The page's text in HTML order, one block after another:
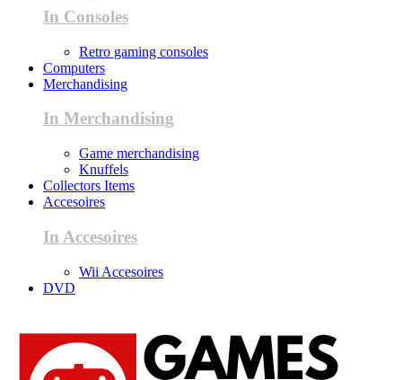
In Consoles
Retro gaming consoles
Computers
Merchandising
In Merchandising
Game merchandising
Knuffels
Collectors Items
Accesoires
In Accesoires
Wii Accesoires
DVD